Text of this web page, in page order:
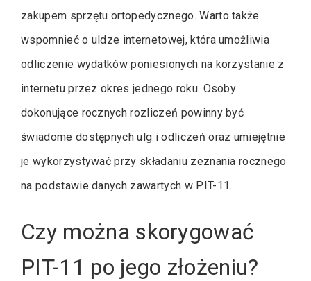
zakupem sprzętu ortopedycznego. Warto także
wspomnieć o uldze internetowej, która umożliwia
odliczenie wydatków poniesionych na korzystanie z
internetu przez okres jednego roku. Osoby
dokonujące rocznych rozliczeń powinny być
świadome dostępnych ulg i odliczeń oraz umiejętnie
je wykorzystywać przy składaniu zeznania rocznego
na podstawie danych zawartych w PIT-11.
Czy można skorygować
PIT-11 po jego złożeniu?